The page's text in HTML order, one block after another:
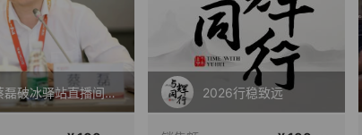
2026行稳致远 聊天